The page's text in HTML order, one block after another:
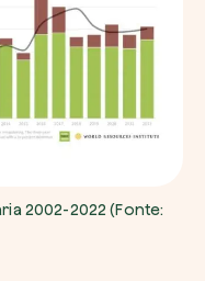
2002-2022 (Fonte: